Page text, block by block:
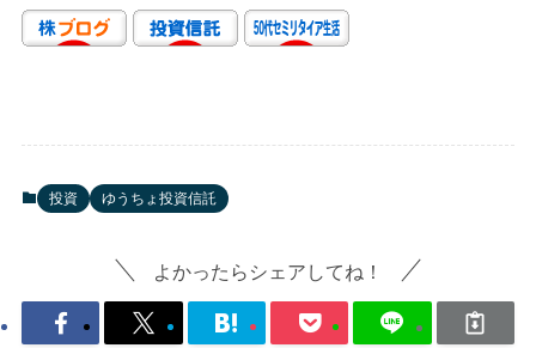
投資 ゆうちょ投資信託
よかったらシェアしてね！